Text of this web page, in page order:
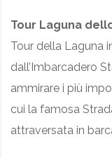
Tour Laguna
Tour della Laguna
dall’Imbarcadero
ammirare i più
cui la famosa
attraversata in